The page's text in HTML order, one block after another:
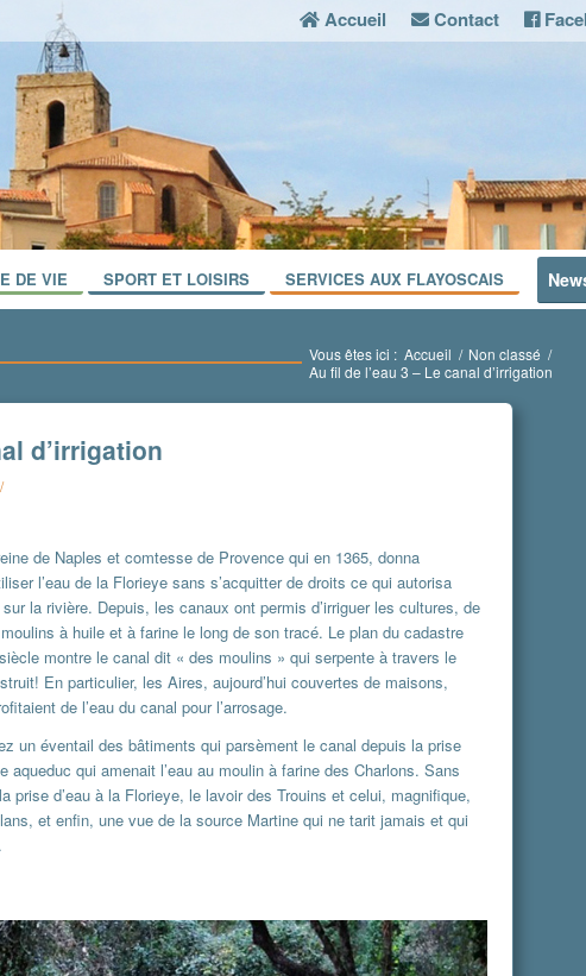
Accueil Contact
DE VIE SPORT ET LOISIRS SERVICES AUX FLAYOSCAIS
Vous êtes ici : Accueil / Non classé /
Au fil de l’eau 3 – Le canal d’irrigation
d’irrigation
/
de Naples et comtesse de Provence qui en 1365, donna
l’eau de la Florieye sans s’acquitter de droits ce qui autorisa
la rivière. Depuis, les canaux ont permis d’irriguer les cultures, de
à huile et à farine le long de son tracé. Le plan du cadastre
montre le canal dit « des moulins » qui serpente à travers le
En particulier, les Aires, aujourd’hui couvertes de maisons,
de l’eau du canal pour l’arrosage.
un éventail des bâtiments qui parsèment le canal depuis la prise
aqueduc qui amenait l’eau au moulin à farine des Charlons. Sans
prise d’eau à la Florieye, le lavoir des Trouins et celui, magnifique,
et enfin, une vue de la source Martine qui ne tarit jamais et qui